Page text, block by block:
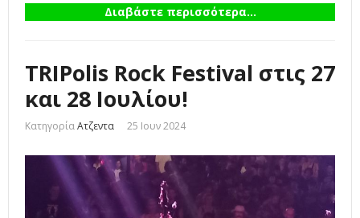
Διαβάστε περισσότερα...
TRIPolis Rock Festival στις 27
και 28 Ιουλίου!
ΚατηγορίαΑτζεντα 25 Ιουν 2024